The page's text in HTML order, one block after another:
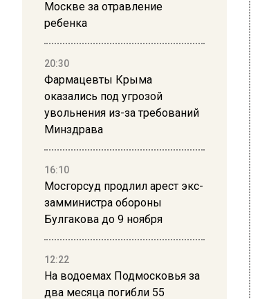
Москве за отравление
ребенка
20:30
Фармацевты Крыма
оказались под угрозой
увольнения из-за требований
Минздрава
16:10
Мосгорсуд продлил арест экс-
замминистра обороны
Булгакова до 9 ноября
12:22
На водоемах Подмосковья за
два месяца погибли 55